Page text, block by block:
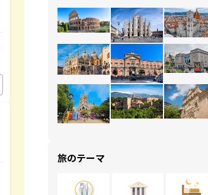
旅のテーマ